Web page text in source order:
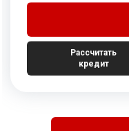
Рассчитать
кредит